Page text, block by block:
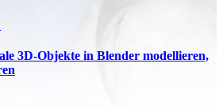
3D-Objekte in Blender modellieren,